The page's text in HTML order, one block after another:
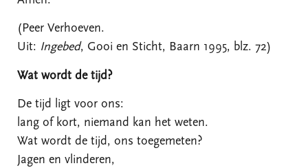
(Peer Verhoeven.
Uit: Ingebed, Gooi en Sticht, Baarn 1995, blz. 72)
Wat wordt de tijd?
De tijd ligt voor ons:
lang of kort, niemand kan het weten.
Wat wordt de tijd, ons toegemeten?
Jagen en vlinderen,